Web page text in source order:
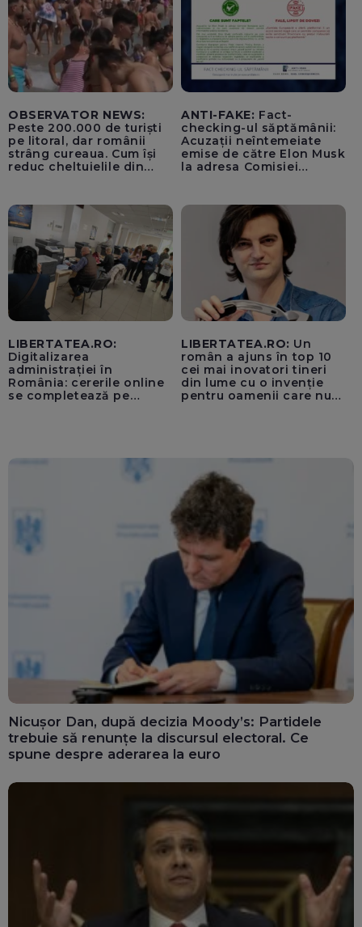
OBSERVATOR NEWS:
Peste 200.000 de turiști
pe litoral, dar românii
strâng cureaua. Cum își
reduc cheltuielile din
ANTI-FAKE: Fact-
checking-ul săptămânii:
Acuzații neîntemeiate
emise de către Elon Musk
la adresa Comisiei
pentru instaurarea
„cenzurii” pe platforma X
LIBERTATEA.RO:
Digitalizarea
administrației în
România: cererile online
se completează pe
LIBERTATEA.RO: Un
român a ajuns în top 10
cei mai inovatori tineri
din lume cu o invenție
pentru oamenii care nu
Nicușor Dan, după decizia Moody’s: Partidele
trebuie să renunțe la discursul electoral. Ce
spune despre aderarea la euro